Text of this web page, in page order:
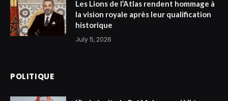
Les Lions de l’Atlas rendent hommage à
la vision royale après leur qualification
historique
July 5, 2026
POLITIQUE